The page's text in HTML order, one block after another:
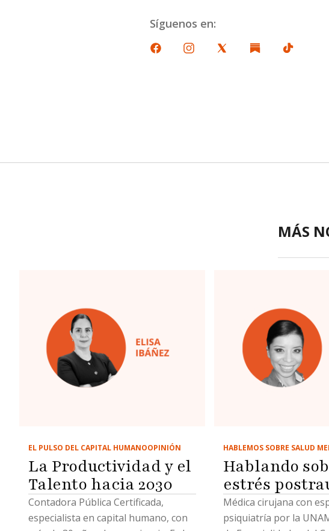
Síguenos en:
MÁS
EL PULSO DEL CAPITAL HUMANOOPINIÓN
La Productividad y el
Talento hacia 2030
Contadora Pública Certificada,
especialista en capital humano, con
HABLEMOS SOBRE SALUD
Hablando
estrés
Médica cirujana con
psiquiatría por la